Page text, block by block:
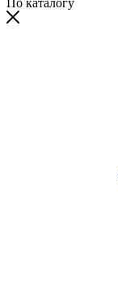
По каталогу